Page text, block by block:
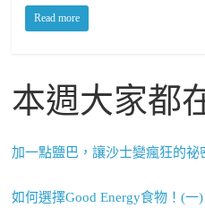
Read more
本週大家都
加一點鹽巴，讓沙士變瘋狂的祕
如何選擇Good Energy食物！(一)